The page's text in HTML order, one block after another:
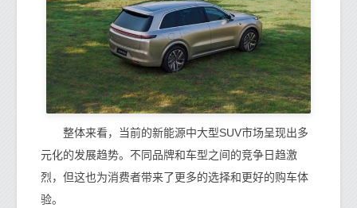
整体来看，当前的新能源中大型SUV市场呈现出多
元化的发展趋势。不同品牌和车型之间的竞争日趋激
烈，但这也为消费者带来了更多的选择和更好的购车体
验。